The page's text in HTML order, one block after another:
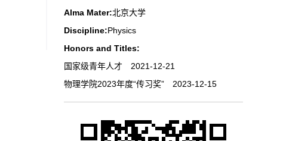
Alma Mater:北京大学
Discipline:Physics
Honors and Titles:
国家级青年人才 2021-12-21
物理学院2023年度“传习奖” 2023-12-15